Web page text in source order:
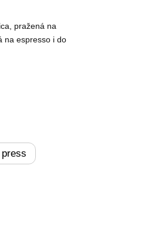
pražená na
na espresso i do